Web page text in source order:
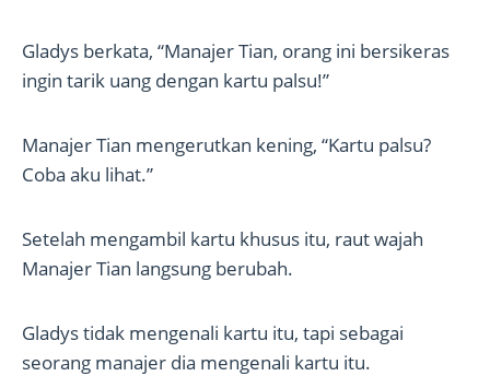
Gladys berkata, “Manajer Tian, orang ini bersikeras
ingin tarik uang dengan kartu palsu!”
Manajer Tian mengerutkan kening, “Kartu palsu?
Coba aku lihat.”
Setelah mengambil kartu khusus itu, raut wajah
Manajer Tian langsung berubah.
Gladys tidak mengenali kartu itu, tapi sebagai
seorang manajer dia mengenali kartu itu.